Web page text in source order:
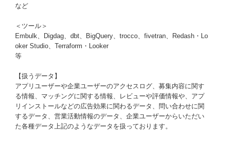
など
＜ツール＞
Embulk、Digdag、dbt、BigQuery、trocco、fivetran、Redash・Lo
oker Studio、Terraform・Looker
等
【扱うデータ】
アプリユーザーや企業ユーザーのアクセスログ、募集内容に関す
る情報、マッチングに関する情報、レビューや評価情報や、アプ
リインストールなどの広告効果に関わるデータ、問い合わせに関
するデータ、営業活動情報のデータ、企業ユーザーからいただい
た各種データ上記のようなデータを扱っております。